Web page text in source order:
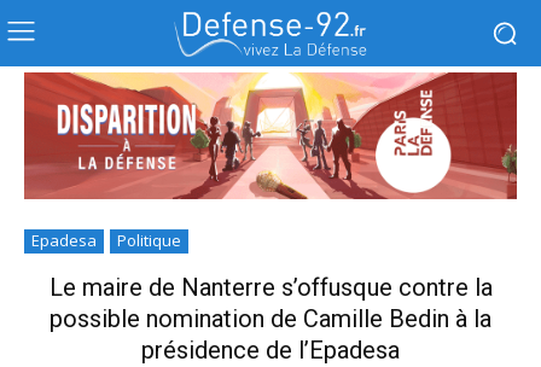
Epadesa Politique
Le maire de Nanterre s’offusque contre la
possible nomination de Camille Bedin à la
présidence de l’Epadesa